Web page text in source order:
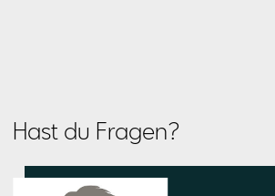
Hast du Fragen?